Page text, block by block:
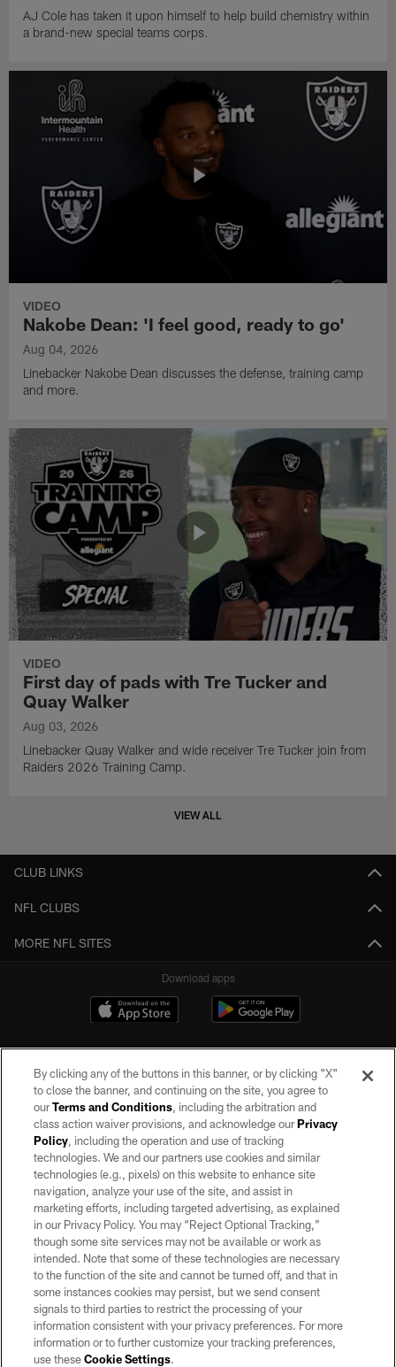
AJ Cole has taken it upon himself to help build chemistry within
a brand-new special teams corps.
VIDEO
Nakobe Dean: 'I feel good, ready to go'
Aug 04, 2026
Linebacker Nakobe Dean discusses the defense, training camp
and more.
VIDEO
First day of pads with Tre Tucker and
Quay Walker
Aug 03, 2026
Linebacker Quay Walker and wide receiver Tre Tucker join from
Raiders 2026 Training Camp.
VIEW ALL
CLUB LINKS
NFL CLUBS
MORE NFL SITES
Download apps
©2026 by the Las Vegas Raiders. All rights reserved. No portion of this site
may be reproduced without the express written permission of the Las Vegas
Raiders.
PRIVACY POLICY
TERMS OF SERVICE
ACCESSIBILITY
AD CHOICES
YOUR PRIVACY CHOICES
COOKIE SETTINGS
By clicking any of the buttons in this banner, or by clicking "X"
to close the banner, and continuing on the site, you agree to
ourTerms and Conditions, including the arbitration and
class action waiver provisions, and acknowledge ourPrivacy
Policy, including the operation and use of tracking
technologies. We and our partners use cookies and similar
technologies (e.g., pixels) on this website to enhance site
navigation, analyze your use of the site, and assist in
marketing efforts, including targeted advertising, as explained
in our Privacy Policy. You may “Reject Optional Tracking,”
though some site services may not be available or work as
intended. Note that some of these technologies are necessary
to the function of the site and cannot be turned off, and that in
some instances cookies may persist, but we send consent
signals to third parties to restrict the processing of your
information consistent with your privacy preferences. For more
information or to further customize your tracking preferences,
use theseCookie Settings.